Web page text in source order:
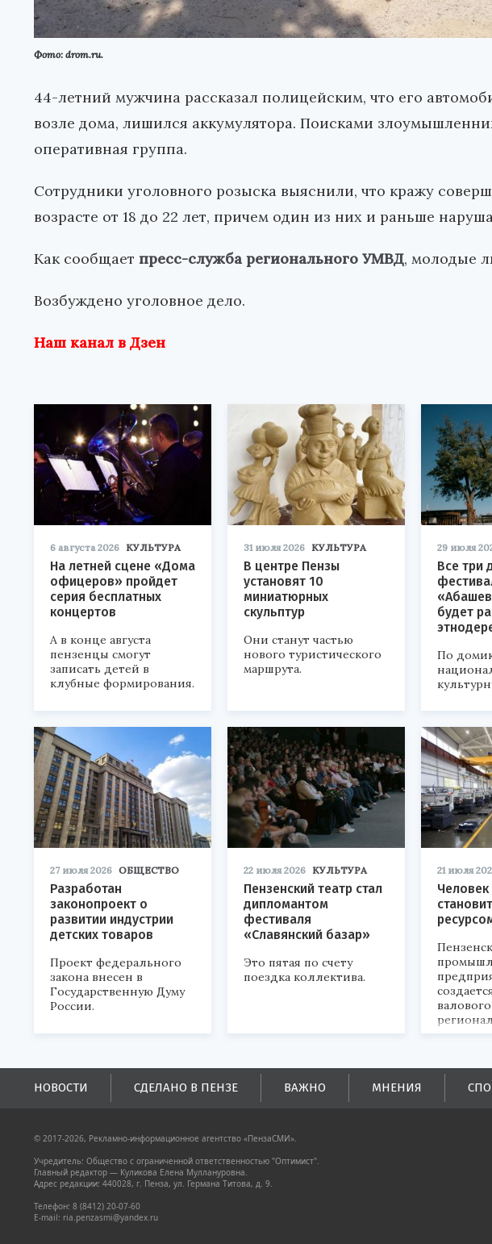
Фото: drom.ru.
44-летний мужчина рассказал полицейским, что его
возле дома, лишился аккумулятора. Поисками
оперативная группа.
Сотрудники уголовного розыска выяснили, что кражу
возрасте от 18 до 22 лет, причем один из них и раньше
Как сообщает пресс-служба регионального УМВД, молодые
Возбуждено уголовное дело.
Наш канал в Дзен
6 августа 2026 КУЛЬТУРА
На летней сцене «Дома
офицеров» пройдет
серия бесплатных
концертов
А в конце августа
пензенцы смогут
записать детей в
клубные формирования.
31 июля 2026 КУЛЬТУРА
В центре Пензы
установят 10
миниатюрных
скульптур
Они станут частью
нового туристического
маршрута.
29 июля
Все три
будет
По
27 июля 2026 ОБЩЕСТВО
Разработан
законопроект о
развитии индустрии
детских товаров
Проект федерального
закона внесен в
Государственную Думу
России.
22 июля 2026 КУЛЬТУРА
Пензенский театр стал
дипломантом
фестиваля
«Славянский базар»
Это пятая по счету
поездка коллектива.
21 июля
Человек
валового
НОВОСТИ СДЕЛАНО В ПЕНЗЕ ВАЖНО МНЕНИЯ
© 2017-2026, Рекламно-информационное агентство «ПензаСМИ».
Учредитель: Общество с ограниченной ответственностью "Оптимист".
Главный редактор — Куликова Елена Муллануровна.
Адрес редакции: 440028, г. Пенза, ул. Германа Титова, д. 9.
Телефон: 8 (8412) 20-07-60
E-mail: ria.penzasmi@yandex.ru